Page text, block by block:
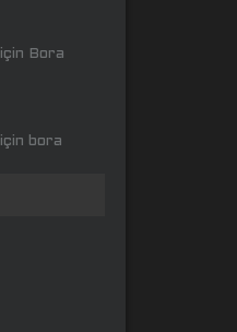
için Bora
için bora